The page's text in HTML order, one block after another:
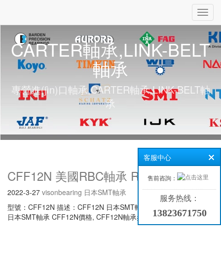
CARTER軸承,LINK-BELT
軸承
專營進(jìn)口軸承,CARTER軸承,LINK-BELT軸
承
CFF12N 美國RBC軸承 RUBBER204
2022-3-27 visonbearing 日本SMT軸承
型號：CFF12N 描述：CFF12N 日本SMT軸承 (INA)NKI100/30-XL
日本SMT軸承 CFF12N價格, CFF12N軸承參數(shù)
客服中心
售前咨詢：
服务热线：
13823671750